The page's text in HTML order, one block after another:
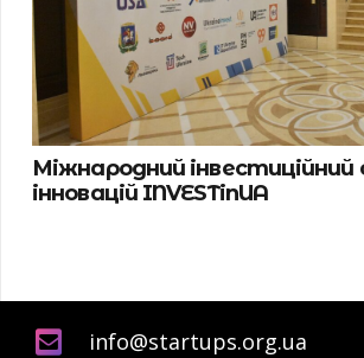
Міжнародний інвестиційний
інновацій INVESTinUA
info@startups.org.ua